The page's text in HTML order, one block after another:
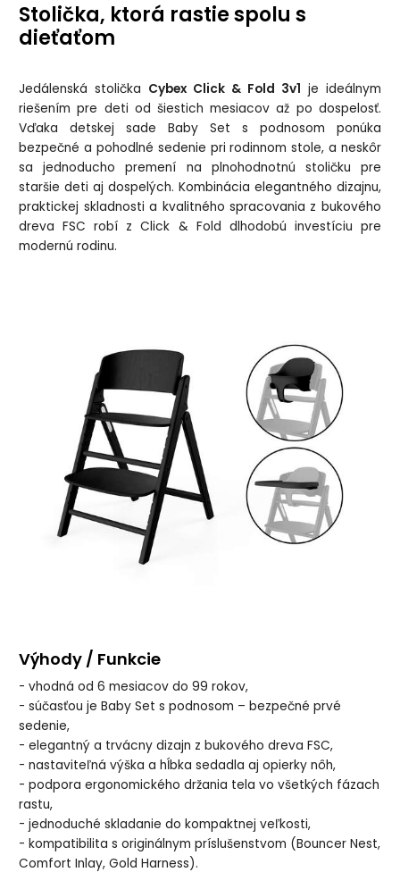
Stolička, ktorá rastie spolu s
dieťaťom
Jedálenská stolička Cybex Click & Fold 3v1 je ideálnym
riešením pre deti od šiestich mesiacov až po dospelosť.
Vďaka detskej sade Baby Set s podnosom ponúka
bezpečné a pohodlné sedenie pri rodinnom stole, a neskôr
sa jednoducho premení na plnohodnotnú stoličku pre
staršie deti aj dospelých. Kombinácia elegantného dizajnu,
praktickej skladnosti a kvalitného spracovania z bukového
dreva FSC robí z Click & Fold dlhodobú investíciu pre
modernú rodinu.
Výhody / Funkcie
- vhodná od 6 mesiacov do 99 rokov,
- súčasťou je Baby Set s podnosom – bezpečné prvé
sedenie,
- elegantný a trvácny dizajn z bukového dreva FSC,
- nastaviteľná výška a hĺbka sedadla aj opierky nôh,
- podpora ergonomického držania tela vo všetkých fázach
rastu,
- jednoduché skladanie do kompaktnej veľkosti,
- kompatibilita s originálnym príslušenstvom (Bouncer Nest,
Comfort Inlay, Gold Harness).